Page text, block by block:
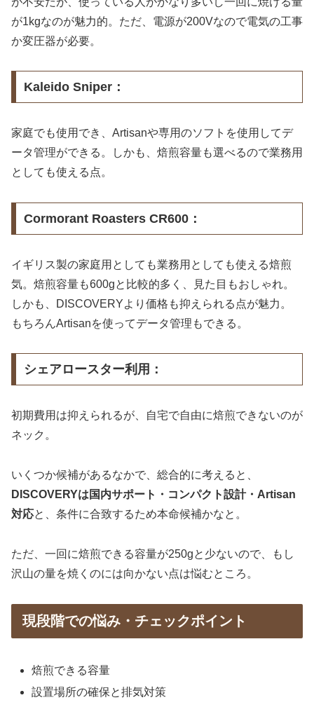
が1kgなのが魅力的。ただ、電源が200Vなので電気の工事
か変圧器が必要。
Kaleido Sniper：
家庭でも使用でき、Artisanや専用のソフトを使用してデ
ータ管理ができる。しかも、焙煎容量も選べるので業務用
としても使える点。
Cormorant Roasters CR600：
イギリス製の家庭用としても業務用としても使える焙煎
気。焙煎容量も600gと比較的多く、見た目もおしゃれ。
しかも、DISCOVERYより価格も抑えられる点が魅力。
もちろんArtisanを使ってデータ管理もできる。
シェアロースター利用：
初期費用は抑えられるが、自宅で自由に焙煎できないのが
ネック。
いくつか候補があるなかで、総合的に考えると、
DISCOVERYは国内サポート・コンパクト設計・Artisan
対応と、条件に合致するため本命候補かなと。
ただ、一回に焙煎できる容量が250gと少ないので、もし
沢山の量を焼くのには向かない点は悩むところ。
現段階での悩み・チェックポイント
焙煎できる容量
設置場所の確保と排気対策